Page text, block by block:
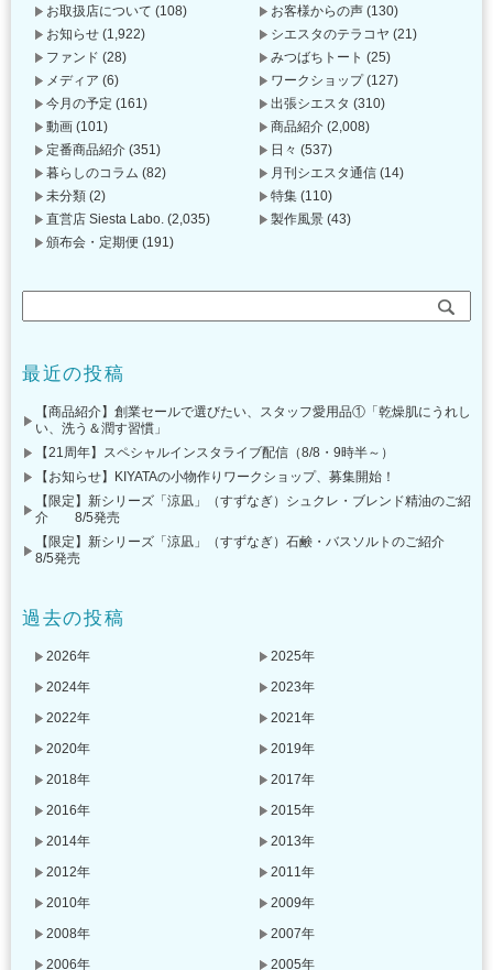
お取扱店について (108) お客様からの声 (130)
お知らせ (1,922) シエスタのテラコヤ (21)
ファンド (28) みつばちトート (25)
メディア (6) ワークショップ(127)
今月の予定 (161) 出張シエスタ (310)
動画 (101) 商品紹介 (2,008)
定番商品紹介 (351) 日々 (537)
暮らしのコラム (82) 月刊シエスタ通信 (14)
未分類 (2) 特集 (110)
直営店 Siesta Labo. (2,035) 製作風景 (43)
頒布会・定期便 (191)
最近の投稿
【商品紹介】創業セールで選びたい、スタッフ愛用品①「乾燥肌にうれし
い、洗う＆潤す習慣」
【21周年】スペシャルインスタライブ配信（8/8・9時半～）
【お知らせ】KIYATAの小物作りワークショップ、募集開始！
【限定】新シリーズ「涼凪」（すずなぎ）シュクレ・ブレンド精油のご紹
介 8/5発売
【限定】新シリーズ「涼凪」（すずなぎ）石鹸・バスソルトのご紹介
8/5発売
過去の投稿
2026年
2025年
2024年
2023年
2022年
2021年
2020年
2019年
2018年
2017年
2016年
2015年
2014年
2013年
2012年
2011年
2010年
2009年
2008年
2007年
2006年
2005年